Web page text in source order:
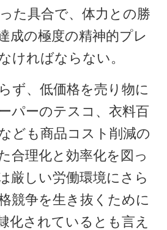
た具合で、体力との勝
成の極度の精神的プレ
ければならない。
ず、低価格を売り物に
パーのテスコ、衣料百
ども商品コスト削減の
合理化と効率化を図っ
厳しい労働環境にさら
競争を生き抜くために
化されているとも言え